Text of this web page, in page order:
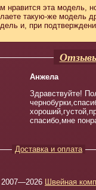
нравится эта модель,
такую-же модель
и, при
Анжела
Здравствуйте!
спасибо,мне
Доставка и оплата
Швейная